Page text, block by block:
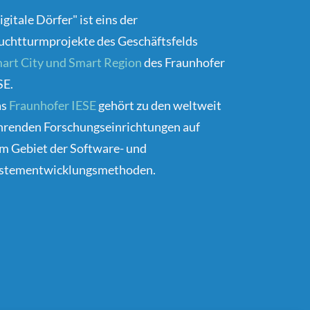
Dörfer" ist eins der
des Geschäftsfelds
City und Smart Regiondes Fraunhofer
Fraunhofer IESEgehört zu den weltweit
Forschungseinrichtungen auf
Gebiet der Software- und